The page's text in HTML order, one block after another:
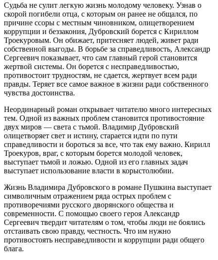
Судьба не сулит легкую жизнь молодому человеку. Узнав о
скорой погибели отца, с которым он ранее не общался, по
причине ссоры с местным чиновником, олицетворением
коррупции и беззакония, Дубровский борется с Кириллом
Троекуровым. Он обижает, притесняет людей, живет ради
собственной выгоды. В борьбе за справедливость, Александр
Сергеевич показывает, что сам главный герой становится
жертвой системы. Он борется с несправедливостью,
противостоит трудностям, не сдается, жертвует всем ради
правды. Теряет все самое важное в жизни ради собственного
чувства достоинства.
Неординарный роман открывает читателю много интересных
тем. Одной из важных проблем становится противостояние
двух миров — света с тьмой. Владимир Дубровский
олицетворяет свет и истину, старается идти по пути
справедливости и бороться за все, что так ему важно. Кирилл
Троекуров, враг, с которым борется молодой человек,
выступает тьмой и ложью. Одной из его главных задач
выступает использование власти в корыстолюбии.
Жизнь Владимира Дубровского в романе Пушкина выступает
символичным отражением ряда острых проблем с
противоречиями русского дворянского общества и
современности. С помощью своего героя Александр
Сергеевич твердит читателям о том, чтобы люди не боялись
отстаивать свою правду, честность. Что им нужно
противостоять несправедливости и коррупции ради общего
блага.